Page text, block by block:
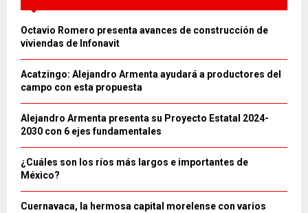
Octavio Romero presenta avances de construcción de
viviendas de Infonavit
Acatzingo: Alejandro Armenta ayudará a productores del
campo con esta propuesta
Alejandro Armenta presenta su Proyecto Estatal 2024-
2030 con 6 ejes fundamentales
¿Cuáles son los ríos más largos e importantes de
México?
Cuernavaca, la hermosa capital morelense con varios